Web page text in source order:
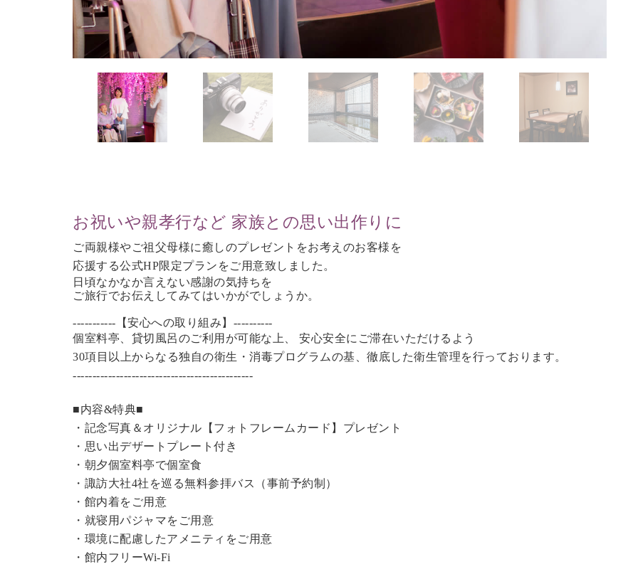
お祝いや親孝行など 家族との思い出作りに
ご両親様やご祖父母様に癒しのプレゼントをお考えのお客様を
応援する公式HP限定プランをご用意致しました。
日頃なかなか言えない感謝の気持ちを
ご旅行でお伝えしてみてはいかがでしょうか。
-----------【安心への取り組み】----------
個室料亭、貸切風呂のご利用が可能な上、 安心安全にご滞在いただけるよう
30項目以上からなる独自の衛生・消毒プログラムの基、徹底した衛生管理を行っております。
----------------------------------------------
■内容&特典■
・記念写真＆オリジナル【フォトフレームカード】プレゼント
・思い出デザートプレート付き
・朝夕個室料亭で個室食
・諏訪大社4社を巡る無料参拝バス（事前予約制）
・館内着をご用意
・就寝用パジャマをご用意
・環境に配慮したアメニティをご用意
・館内フリーWi-Fi